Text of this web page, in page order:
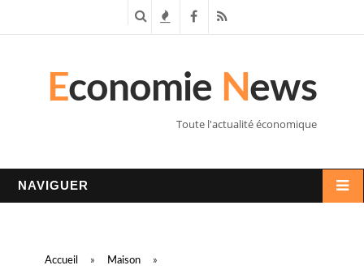
c n
F
c
R
S
Economie News
Toute l'actualité économique
NAVIGUER
Accueil » Maison »